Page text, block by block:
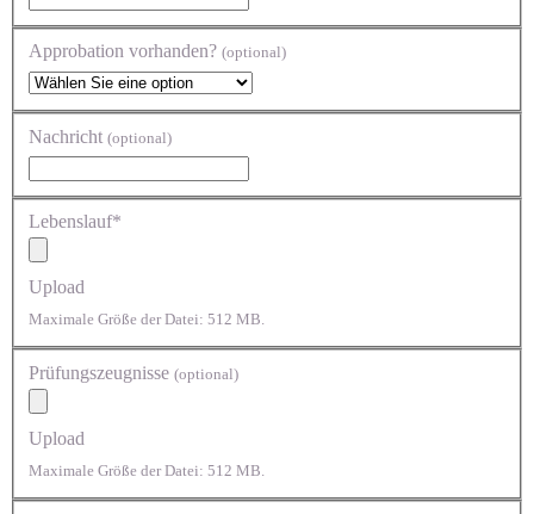
Approbation vorhanden? (optional)
Nachricht (optional)
Lebenslauf*
Upload
Maximale Größe der Datei: 512 MB.
Prüfungszeugnisse (optional)
Upload
Maximale Größe der Datei: 512 MB.